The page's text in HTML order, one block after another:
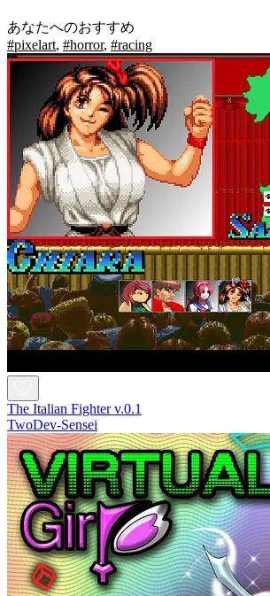
あなたへのおすすめ
#pixelart, #horror, #racing
The Italian Fighter v.0.1
TwoDev-Sensei